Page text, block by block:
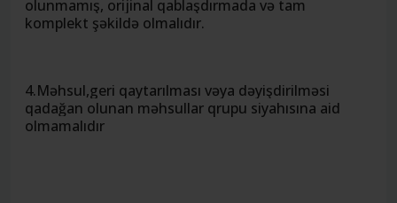
olunmamış, orijinal qablaşdırmada və tam
komplekt şəkildə olmalıdır.
4.Məhsul,geri qaytarılması vəya dəyişdirilməsi
qadağan olunan məhsullar qrupu siyahısına aid
olmamalıdır